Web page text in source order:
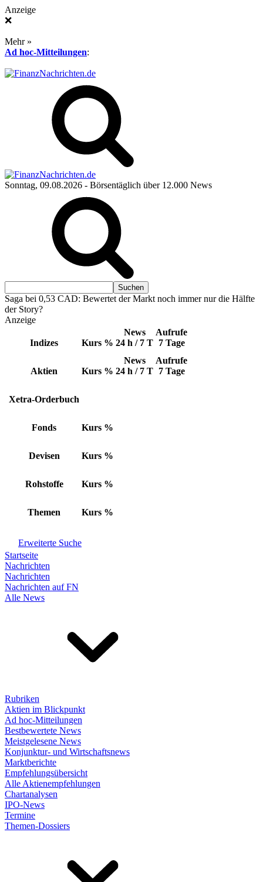
Anzeige
❌
Mehr »
Ad hoc-Mitteilungen:
Sonntag, 09.08.2026 - Börsentäglich über 12.000 News
Saga bei 0,53 CAD: Bewertet der Markt noch immer nur die Hälfte
der Story?
Anzeige
Indizes Kurs %
News
24 h / 7 T
Aufrufe
7 Tage
Aktien Kurs %
News
24 h / 7 T
Aufrufe
7 Tage
Xetra-Orderbuch
Fonds Kurs %
Devisen Kurs %
Rohstoffe Kurs %
Themen Kurs %
Erweiterte Suche
Startseite
Nachrichten
Nachrichten
Nachrichten auf FN
Alle News
Rubriken
Aktien im Blickpunkt
Ad hoc-Mitteilungen
Bestbewertete News
Meistgelesene News
Konjunktur- und Wirtschaftsnews
Marktberichte
Empfehlungsübersicht
Alle Aktienempfehlungen
Chartanalysen
IPO-News
Termine
Themen-Dossiers